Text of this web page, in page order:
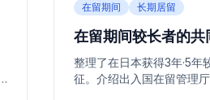
在留期间 长期居留
在留期间较长者的共
整理了在日本获得3年·5年
征。介绍出入国在留管理